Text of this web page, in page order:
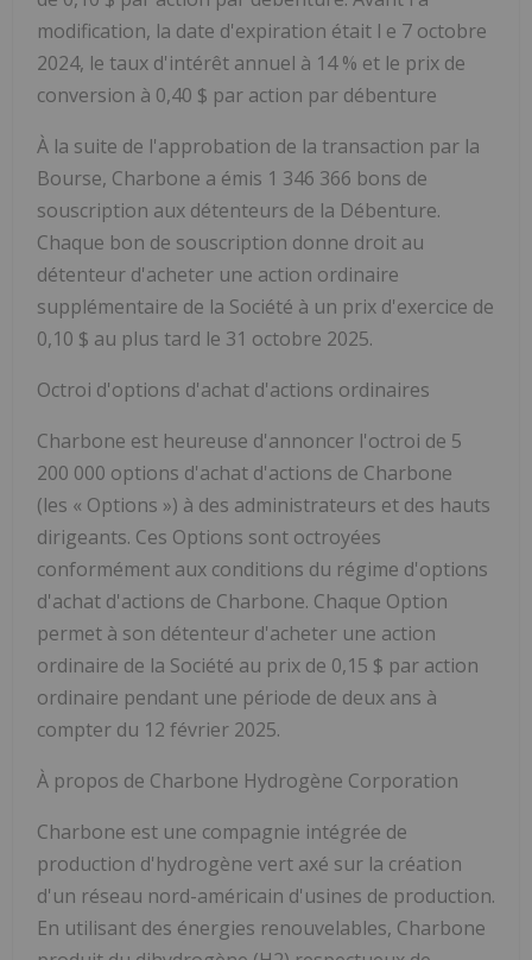
modification, la date d'expiration était l e 7 octobre
2024, le taux d'intérêt annuel à 14 % et le prix de
conversion à 0,40 $ par action par débenture
À la suite de l'approbation de la transaction par la
Bourse, Charbone a émis 1 346 366 bons de
souscription aux détenteurs de la Débenture.
Chaque bon de souscription donne droit au
détenteur d'acheter une action ordinaire
supplémentaire de la Société à un prix d'exercice de
0,10 $ au plus tard le 31 octobre 2025.
Octroi d'options d'achat d'actions ordinaires
Charbone est heureuse d'annoncer l'octroi de 5
200 000 options d'achat d'actions de Charbone
(les « Options ») à des administrateurs et des hauts
dirigeants. Ces Options sont octroyées
conformément aux conditions du régime d'options
d'achat d'actions de Charbone. Chaque Option
permet à son détenteur d'acheter une action
ordinaire de la Société au prix de 0,15 $ par action
ordinaire pendant une période de deux ans à
compter du 12 février 2025.
À propos de Charbone Hydrogène Corporation
Charbone est une compagnie intégrée de
production d'hydrogène vert axé sur la création
d'un réseau nord-américain d'usines de production.
En utilisant des énergies renouvelables, Charbone